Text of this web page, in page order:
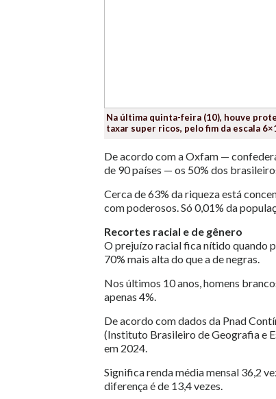
Na última quinta-feira (10), houve
taxar super ricos, pelo fim da escala
De acordo com a Oxfam —
de 90 países — os 50% dos
Cerca de 63% da riqueza está
com poderosos. Só 0,01% da
Recortes racial e de gênero
O prejuízo racial fica nítido quando
70% mais alta do que a de negras.
Nos últimos 10 anos, homens
apenas 4%.
De acordo com dados da Pnad
(Instituto Brasileiro de Geografia e
em 2024.
Significa renda média mensal 36,2
diferença é de 13,4 vezes.